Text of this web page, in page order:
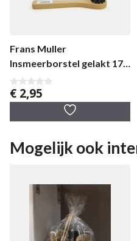
Frans Muller
Insmeerborstel gelakt 17
cm
0
v
€ 2,95
Mogelijk ook